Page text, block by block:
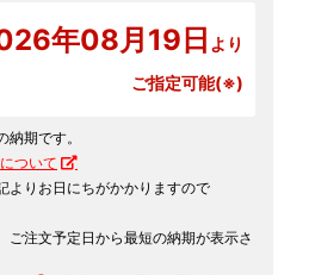
年08月19日 より
ご指定可能(※)
期です。
ついて
よりお日にちがかかりますので
ご注文予定日から最短の納期が表示さ